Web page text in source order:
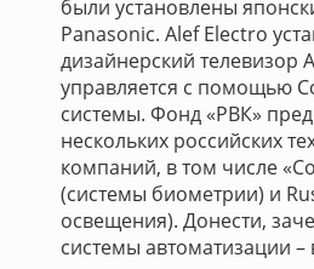
были установлены
Panasonic. Alef Electro
дизайнерский телевизор
управляется с помощью
системы. Фонд «РВК»
нескольких российских
компаний, в том числе
(системы биометрии) и
освещения). Донести,
системы автоматизации